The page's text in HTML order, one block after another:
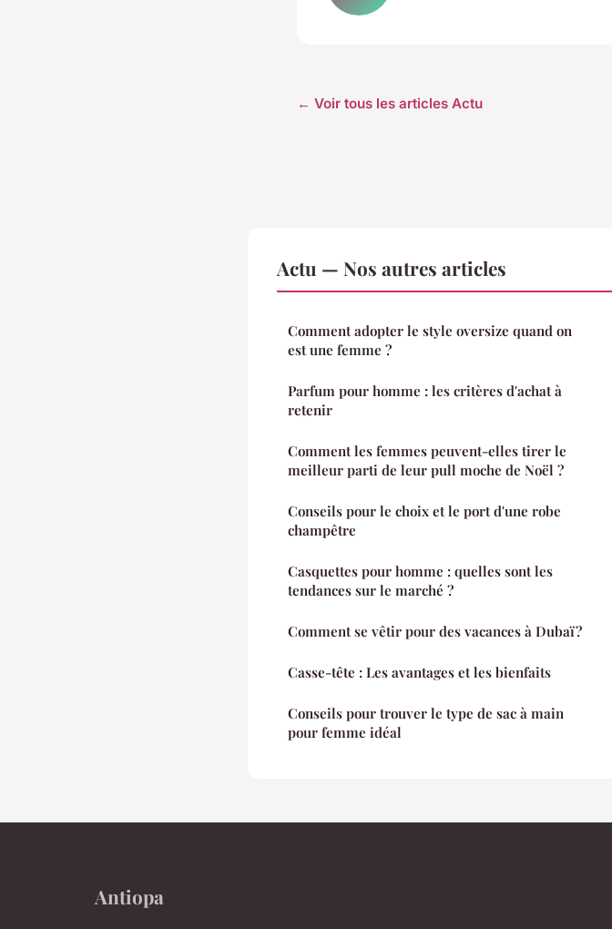
← Voir tous les articles Actu
Actu — Nos autres articles
Comment adopter le style oversize quand on
est une femme ?
Parfum pour homme : les critères d'achat à
retenir
Comment les femmes peuvent-elles tirer le
meilleur parti de leur pull moche de Noël ?
Conseils pour le choix et le port d'une robe
champêtre
Casquettes pour homme : quelles sont les
tendances sur le marché ?
Comment se vêtir pour des vacances à Dubaï ?
Casse-tête : Les avantages et les bienfaits
Conseils pour trouver le type de sac à main
pour femme idéal
Antiopa